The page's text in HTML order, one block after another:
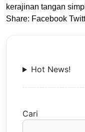
kerajinan tangan
Share: Facebook
Hot News!
Cari